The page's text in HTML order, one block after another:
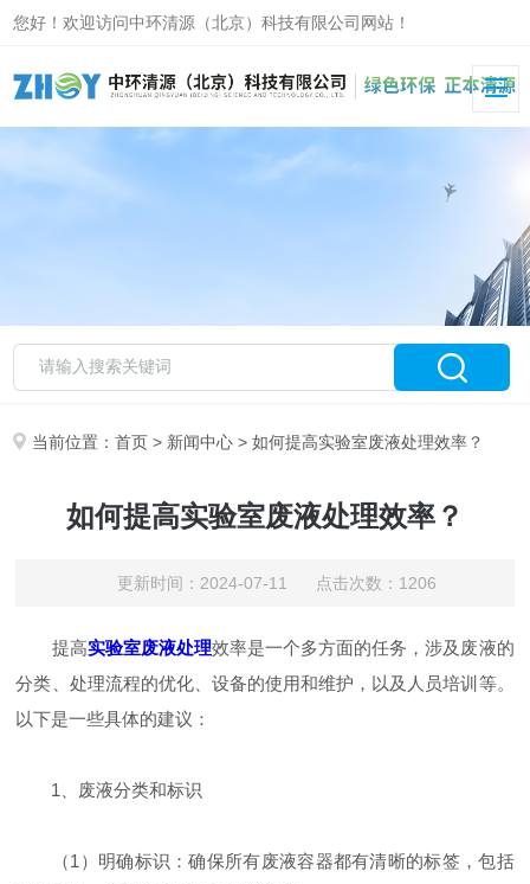
您好！欢迎访问中环清源（北京）科技有限公司网站！
当前位置：首页 > 新闻中心 > 如何提高实验室废液处理效率？
如何提高实验室废液处理效率？
更新时间：2024-07-11 点击次数：1206
提高实验室废液处理效率是一个多方面的任务，涉及废液的
分类、处理流程的优化、设备的使用和维护，以及人员培训等。
以下是一些具体的建议：
1、废液分类和标识
（1）明确标识：确保所有废液容器都有清晰的标签，包括